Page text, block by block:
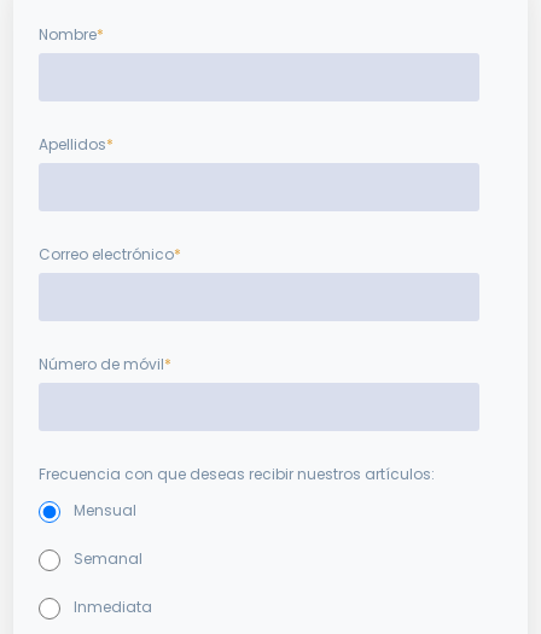
Nombre*
Apellidos*
Correo electrónico*
Número de móvil*
Frecuencia con que deseas recibir nuestros artículos:
Mensual
Semanal
Inmediata